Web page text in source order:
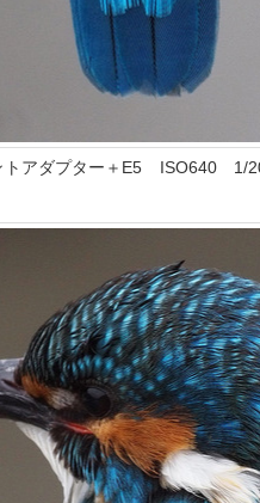
トアダプター＋E5 ISO640